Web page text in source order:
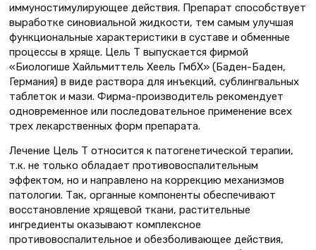
иммуностимулирующее действия. Препарат способствует
выработке синовиальной жидкости, тем самым улучшая
функциональные характеристики в суставе и обменные
процессы в хряще. Цель Т выпускается фирмой
«Биологише Хайльмиттель Хеель ГмбХ» (Баден-Баден,
Германия) в виде раствора для инъекций, сублингвальных
таблеток и мази. Фирма-производитель рекомендует
одновременное или последовательное применение всех
трех лекарственных форм препарата.
Лечение Цель Т относится к патогенетической терапии,
т.к. не только обладает противовоспалительным
эффектом, но и направлено на коррекцию механизмов
патологии. Так, органные компоненты обеспечивают
восстановление хрящевой ткани, растительные
ингредиенты оказывают комплексное
противовоспалительное и обезболивающее действия,